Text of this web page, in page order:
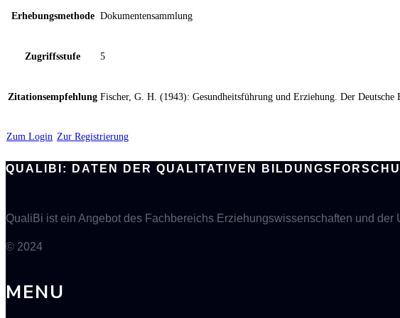
Erhebungsmethode Dokumentensammlung
Zugriffsstufe 5
Zitationsempfehlung Fischer, G. H. (1943): Gesundheitsführung und Erziehung. Der Deutsche
Zum Login Zur Registrierung
QUALIBI: DATEN DER QUALITATIVEN
QualiBi ist ein Angebot des Fachbereichs Erziehungswissenschaften und
© 2024
MENU